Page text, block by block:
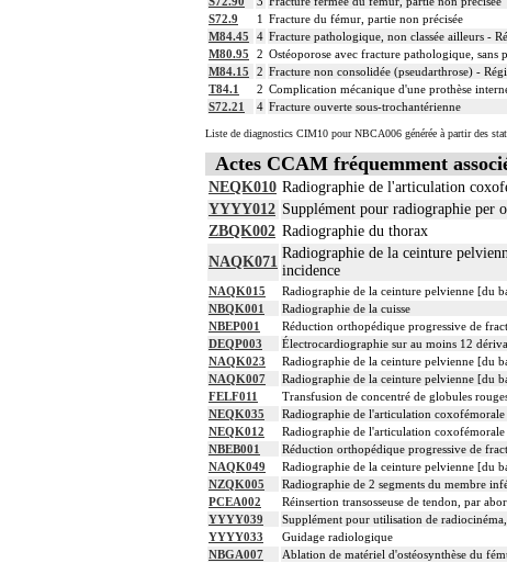
S72.9
1 Fracture du fémur, partie non précisée
M84.45
4 Fracture pathologique, non classée ailleurs -
M80.95
2 Ostéoporose avec fracture pathologique, sans
M84.15
2 Fracture non consolidée (pseudarthrose) -
T84.1
2 Complication mécanique d'une prothèse
S72.21
4 Fracture ouverte sous-trochantérienne
Liste de diagnostics CIM10 pour NBCA006 générée à partir des
Actes CCAM fréquemment
NEQK010 Radiographie de l'articulation
YYYY012 Supplément pour radiographie per
ZBQK002 Radiographie du thorax
NAQK071
Radiographie de la ceinture
incidence
NAQK015
Radiographie de la ceinture pelvienne [du
NBQK001
Radiographie de la cuisse
NBEP001
Réduction orthopédique progressive de
DEQP003
Électrocardiographie sur au moins 12
NAQK023
Radiographie de la ceinture pelvienne [du
NAQK007
Radiographie de la ceinture pelvienne [du
FELF011
Transfusion de concentré de globules
NEQK035
Radiographie de l'articulation coxofémorale
NEQK012
Radiographie de l'articulation
NBEB001
Réduction orthopédique progressive de
NAQK049
Radiographie de la ceinture pelvienne [du
NZQK005
Radiographie de 2 segments du membre
PCEA002
Réinsertion transosseuse de tendon, par
YYYY039
Supplément pour utilisation de
YYYY033
Guidage radiologique
NBGA007
Ablation de matériel d'ostéosynthèse du